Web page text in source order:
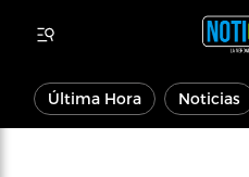
Última Hora Noticias